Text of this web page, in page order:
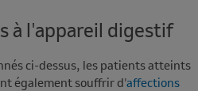
à l'appareil digestif
ci-dessus, les patients atteints
également souffrir d'affections